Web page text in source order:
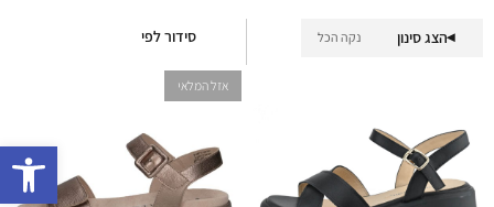
▾הצג סינון נקה הכל סידור לפי
אזל המלאי